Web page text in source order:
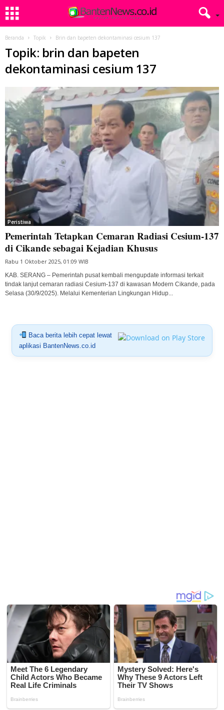
Beranda Topik Brin dan bapeten dekontaminasi cesium 137
Topik: brin dan bapeten
dekontaminasi cesium 137
Peristiwa
Pemerintah Tetapkan Cemaran Radiasi Cesium-137
di Cikande sebagai Kejadian Khusus
Rabu 1 Oktober 2025, 01:09 WIB
KAB. SERANG – Pemerintah pusat kembali mengupdate informasi terkait
tindak lanjut cemaran radiasi Cesium-137 di kawasan Modern Cikande, pada
Selasa (30/9/2025). Melalui Kementerian Lingkungan Hidup...
Baca berita lebih cepat lewat
aplikasi BantenNews.co.id